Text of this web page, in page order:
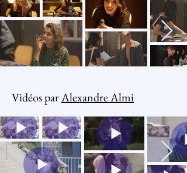
Vidéos parAlexandre Almi